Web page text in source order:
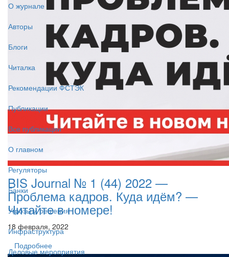
О журнале
Авторы
Блоги
Читалка
Рекомендации ФСТЭК
Публикации
Все публикации
О главном
Регуляторы
Банки
Угрозы и решения
Инфраструктура
Деловые мероприятия
BIS Journal № 1 (44) 2022 —
Проблема кадров. Куда идём? —
Читайте в номере!
18 февраля, 2022
Подробнее